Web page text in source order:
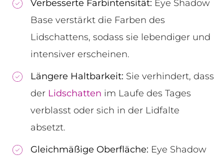
Verbesserte Farbintensität: Eye Shadow
Base verstärkt die Farben des
Lidschattens, sodass sie lebendiger und
intensiver erscheinen.
Längere Haltbarkeit: Sie verhindert, dass
der Lidschatten im Laufe des Tages
verblasst oder sich in der Lidfalte
absetzt.
Gleichmäßige Oberfläche: Eye Shadow